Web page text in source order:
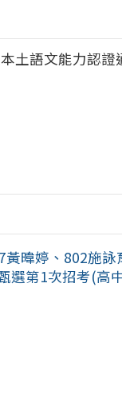
土語文能力認證
暐婷、802施
選第1次招考(高